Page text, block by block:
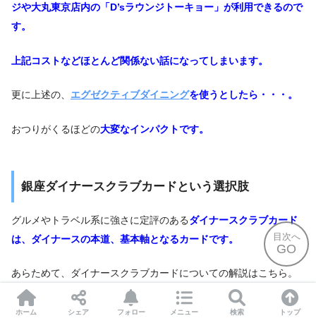
目次へ
GO
ジや大丸東京店内の「D’sラウンジトーキョー」が利用できるので
す。
上記コストなどほとんど関係ない話になってしまいます。
更に上述の、 エグゼクティブダイニングを使うとしたら・・・。
おつりがくるほどの大変なインパクトです。
銀座ダイナースクラブカードという選択肢
グルメやトラベル系に強さに定評のあるダイナースクラブカード
は、ダイナースの本道、基本軸となるカードです。
あらためて、ダイナースクラブカードについての解説はこちら。
ホーム シェア フォロー メニュー 検索 トップ